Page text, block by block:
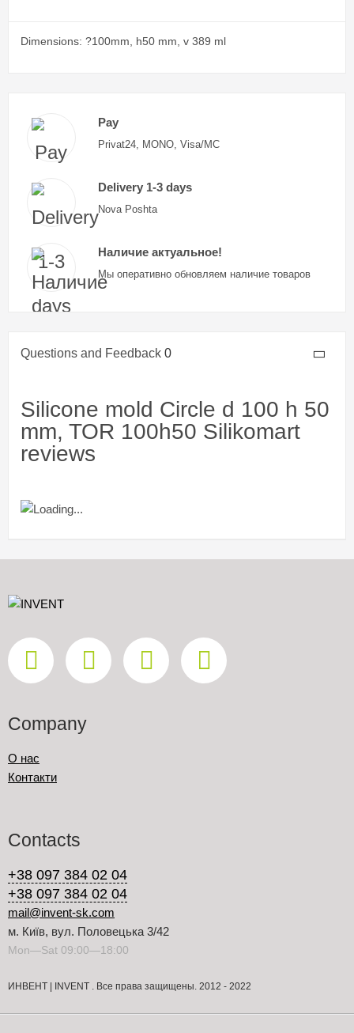
Dimensions: ?100mm, h50 mm, v 389 ml
Pay
Privat24, MONO, Visa/MC
Delivery 1-3 days
Nova Poshta
Наличие актуальное!
Мы оперативно обновляем наличие товаров
Questions and Feedback 0
Silicone mold Circle d 100 h 50
mm, TOR 100h50 Silikomart
reviews
Company
О нас
Контакти
Contacts
+38 097 384 02 04
+38 097 384 02 04
mail@invent-sk.com
м. Київ, вул. Половецька 3/42
Mon—Sat 09:00—18:00
ИНВЕНТ | INVENT . Все права защищены. 2012 - 2022